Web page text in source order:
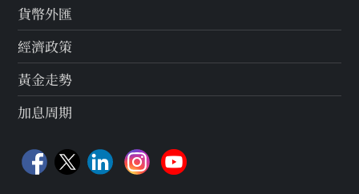
貨幣外匯
經濟政策
黃金走勢
加息周期